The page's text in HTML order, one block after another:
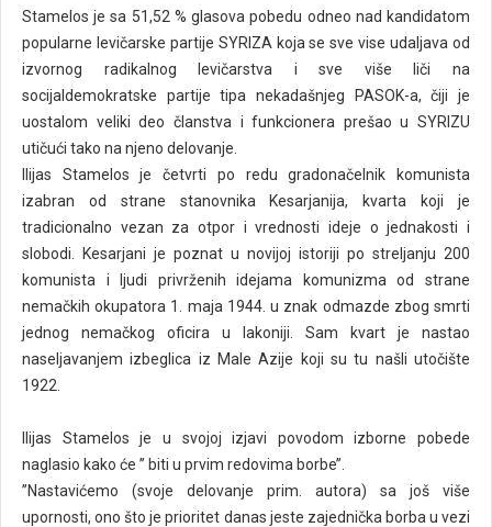
Stamelos je sa 51,52 % glasova pobedu odneo nad kandidatom
popularne levičarske partije SYRIZA koja se sve vise udaljava od
izvornog radikalnog levičarstva i sve više liči na
socijaldemokratske partije tipa nekadašnjeg PASOK-a, čiji je
uostalom veliki deo članstva i funkcionera prešao u SYRIZU
utičući tako na njeno delovanje.
Ilijas Stamelos je četvrti po redu gradonačelnik komunista
izabran od strane stanovnika Kesarjanija, kvarta koji je
tradicionalno vezan za otpor i vrednosti ideje o jednakosti i
slobodi. Kesarjani je poznat u novijoj istoriji po streljanju 200
komunista i ljudi privrženih idejama komunizma od strane
nemačkih okupatora 1. maja 1944. u znak odmazde zbog smrti
jednog nemačkog oficira u lakoniji. Sam kvart je nastao
naseljavanjem izbeglica iz Male Azije koji su tu našli utočište
1922.
Ilijas Stamelos je u svojoj izjavi povodom izborne pobede
naglasio kako će ’’ biti u prvim redovima borbe’’.
’’Nastavićemo (svoje delovanje prim. autora) sa još više
upornosti, ono što je prioritet danas jeste zajednička borba u vezi